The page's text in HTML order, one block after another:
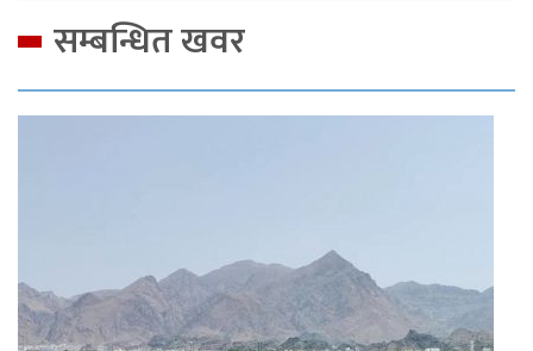
सम्बन्धित खवर